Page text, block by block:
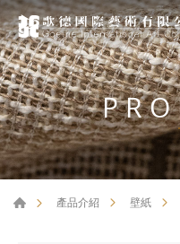
產品介紹 壁紙